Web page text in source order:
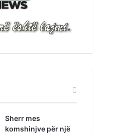
Sherr mes
komshinjve për një